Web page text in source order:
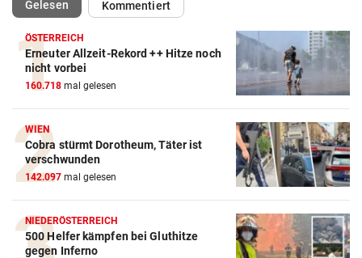
Gelesen(ausgewählt)Kommentiert
ÖSTERREICH
Erneuter Allzeit-Rekord ++ Hitze noch
nicht vorbei
160.718 mal gelesen
WIEN
Cobra stürmt Dorotheum, Täter ist
verschwunden
142.097 mal gelesen
NIEDERÖSTERREICH
500 Helfer kämpfen bei Gluthitze
gegen Inferno